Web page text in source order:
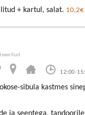
+ kartul, salat. 10,2€
12:00-
sibula kastmes